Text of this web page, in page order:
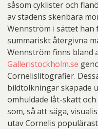
såsom cyklister och
av stadens skenbara
Wennström i sättet han
summariskt återgivna
Wennström finns bland
Galleristockholm.se
Cornelislitografier.
bildtolkningar skapade
omhuldade låt-skatt
som, så att säga,
utav Cornelis